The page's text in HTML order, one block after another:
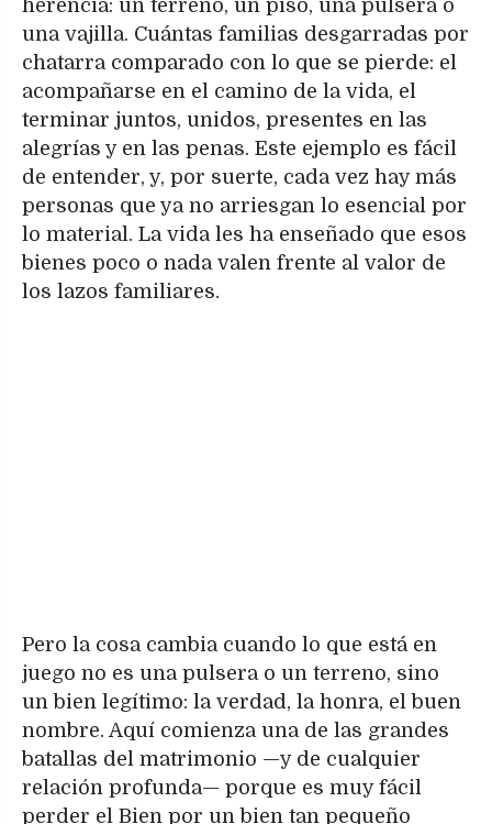
herencia: un terreno, un piso, una pulsera o
una vajilla. Cuántas familias desgarradas por
chatarra comparado con lo que se pierde: el
acompañarse en el camino de la vida, el
terminar juntos, unidos, presentes en las
alegrías y en las penas. Este ejemplo es fácil
de entender, y, por suerte, cada vez hay más
personas que ya no arriesgan lo esencial por
lo material. La vida les ha enseñado que esos
bienes poco o nada valen frente al valor de
los lazos familiares.
Pero la cosa cambia cuando lo que está en
juego no es una pulsera o un terreno, sino
un bien legítimo: la verdad, la honra, el buen
nombre. Aquí comienza una de las grandes
batallas del matrimonio —y de cualquier
relación profunda— porque es muy fácil
perder el Bien por un bien tan pequeño